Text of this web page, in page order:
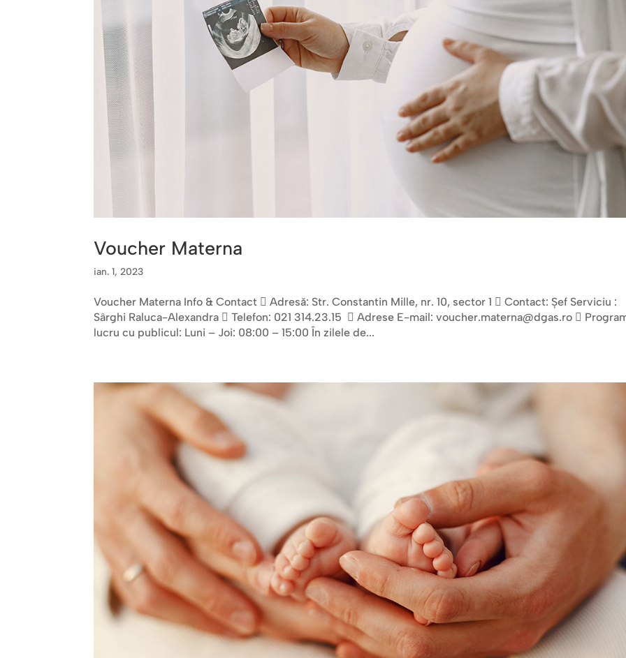
Voucher Materna
ian. 1, 2023
Voucher Materna Info & Contact  Adresă: Str. Constantin Mille, nr. 10, sector 1  Contact: Șef Serviciu :
Sârghi Raluca-Alexandra  Telefon: 021 314.23.15  Adrese E-mail: voucher.materna@dgas.ro 
lucru cu publicul: Luni – Joi: 08:00 – 15:00 În zilele de...